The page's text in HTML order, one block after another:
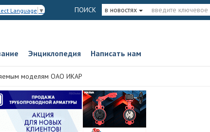
Language ▼ ПОИСК в новостях
Энциклопедия Написать нам
моделям ОАО ИКАР